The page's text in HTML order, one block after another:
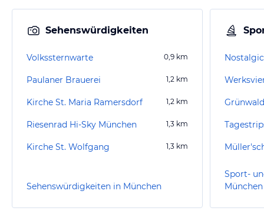
Sehenswürdigkeiten
Volkssternwarte 0,9 km
Paulaner Brauerei 1,2 km
Kirche St. Maria Ramersdorf 1,2 km
Riesenrad Hi-Sky München 1,3 km
Kirche St. Wolfgang 1,3 km
Sehenswürdigkeiten in München
Sport-
München